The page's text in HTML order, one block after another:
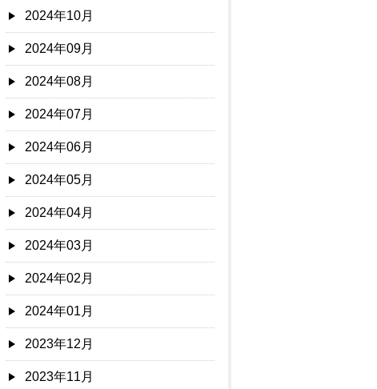
2024年10月
2024年09月
2024年08月
2024年07月
2024年06月
2024年05月
2024年04月
2024年03月
2024年02月
2024年01月
2023年12月
2023年11月